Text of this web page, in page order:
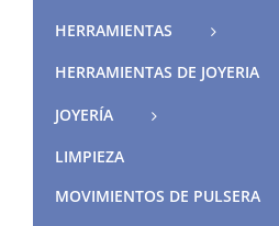
HERRAMIENTAS
HERRAMIENTAS DE JOYERIA
JOYERÍA
LIMPIEZA
MOVIMIENTOS DE PULSERA